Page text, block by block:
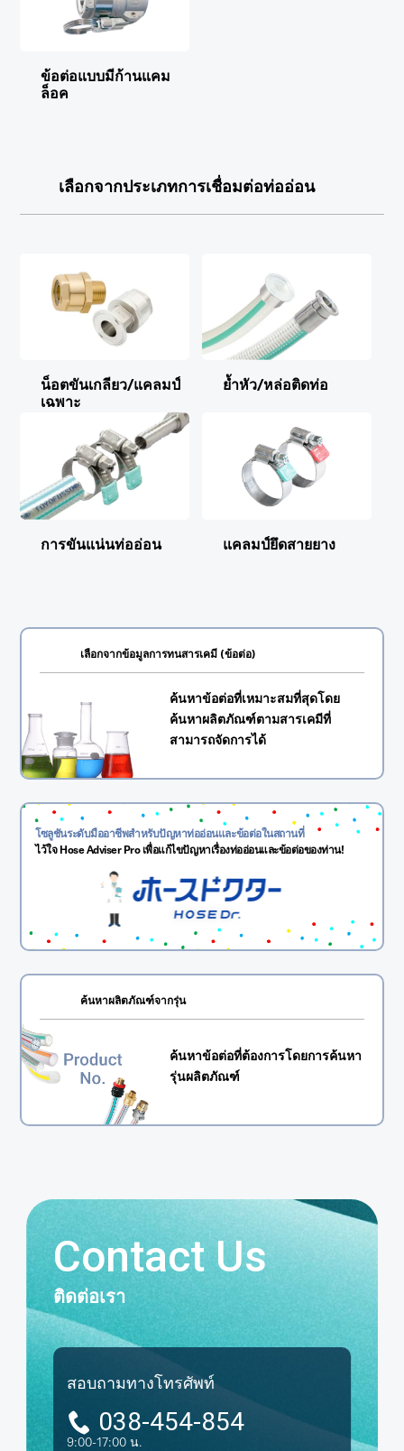
ข้อต่อแบบมีก้านแคม
ล็อค
เลือกจากประเภทการเชื่อมต่อท่ออ่อน
น็อตขันเกลียว/แคลมป์
เฉพาะ
ย้ำหัว/หล่อติดท่อ
การขันแน่นท่ออ่อน แคลมป์ยึดสายยาง
เลือกจากข้อมูลการทนสารเคมี (ข้อต่อ)
ค้นหาข้อต่อที่เหมาะสมที่สุดโดย
ค้นหาผลิตภัณฑ์ตามสารเคมีที่
สามารถจัดการได้
โซลูชันระดับมืออาชีพสำหรับปัญหาท่ออ่อนและข้อต่อในสถานที่
ไว้ใจ Hose Adviser Pro เพื่อแก้ไขปัญหาเรื่องท่ออ่อนและข้อต่อของท่าน!
ค้นหาผลิตภัณฑ์จากรุ่น
ค้นหาข้อต่อที่ต้องการโดยการค้นหา
รุ่นผลิตภัณฑ์
Contact Us
ติดต่อเรา
สอบถามทางโทรศัพท์
038-454-854
9:00-17:00 น.